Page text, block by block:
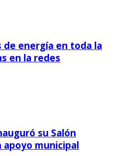
de energía en toda la
en la redes
su Salón
apoyo municipal